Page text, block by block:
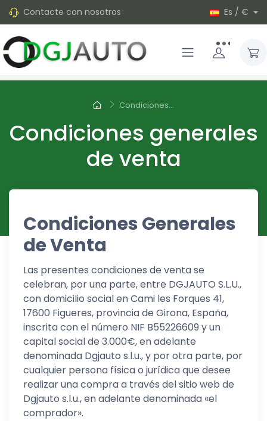
Contacte con nosotros Es / €
Condiciones...
Condiciones generales
de venta
Condiciones Generales
de Venta
Las presentes condiciones de venta se
celebran, por una parte, entre DGJAUTO S.L.U.,
con domicilio social en Cami les Forques 41,
17600 Figueres, provincia de Girona, España,
inscrita con el número NIF B55226609 y un
capital social de 3.000€, en adelante
denominada Dgjauto s.l.u., y por otra parte, por
cualquier persona física o jurídica que desee
realizar una compra a través del sitio web de
Dgjauto s.l.u., en adelante denominada «el
comprador».